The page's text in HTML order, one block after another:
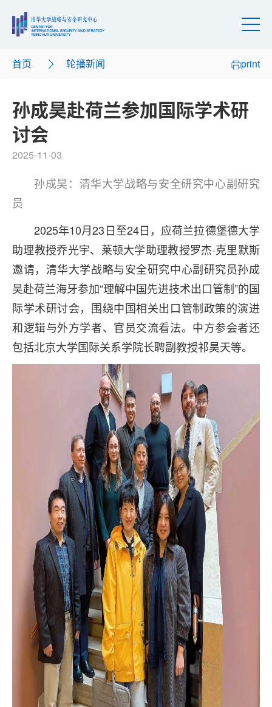
首页 轮播新闻 print
孙成昊赴荷兰参加国际学术研
讨会
2025-11-03
孙成昊： 清华大学战略与安全研究中心副研究
员
2025年10月23日至24日，应荷兰拉德堡德大学
助理教授乔光宇、莱顿大学助理教授罗杰·克里默斯
邀请，清华大学战略与安全研究中心副研究员孙成
昊赴荷兰海牙参加“理解中国先进技术出口管制”的国
际学术研讨会，围绕中国相关出口管制政策的演进
和逻辑与外方学者、官员交流看法。中方参会者还
包括北京大学国际关系学院长聘副教授祁昊天等。